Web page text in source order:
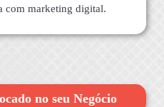
com marketing digital.
no seu Negócio